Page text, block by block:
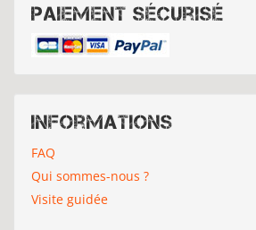
Paiement sécurisé
Informations
FAQ
Qui sommes-nous ?
Visite guidée